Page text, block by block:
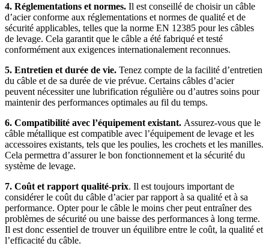
4. Réglementations et normes. Il est conseillé de choisir un câble
d’acier conforme aux réglementations et normes de qualité et de
sécurité applicables, telles que la norme EN 12385 pour les câbles
de levage. Cela garantit que le câble a été fabriqué et testé
conformément aux exigences internationalement reconnues.
5. Entretien et durée de vie. Tenez compte de la facilité d’entretien
du câble et de sa durée de vie prévue. Certains câbles d’acier
peuvent nécessiter une lubrification régulière ou d’autres soins pour
maintenir des performances optimales au fil du temps.
6. Compatibilité avec l’équipement existant. Assurez-vous que le
câble métallique est compatible avec l’équipement de levage et les
accessoires existants, tels que les poulies, les crochets et les manilles.
Cela permettra d’assurer le bon fonctionnement et la sécurité du
système de levage.
7. Coût et rapport qualité-prix. Il est toujours important de
considérer le coût du câble d’acier par rapport à sa qualité et à sa
performance. Opter pour le câble le moins cher peut entraîner des
problèmes de sécurité ou une baisse des performances à long terme.
Il est donc essentiel de trouver un équilibre entre le coût, la qualité et
l’efficacité du câble.